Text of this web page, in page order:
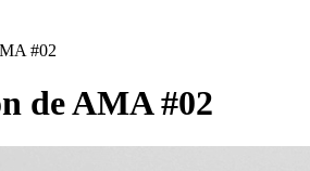
#02
de AMA #02